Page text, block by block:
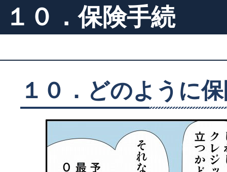
１０．保険手続
１０．どのように